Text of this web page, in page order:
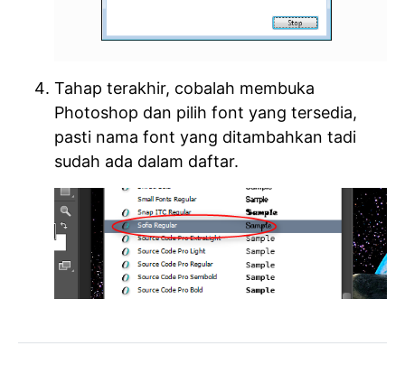
Tahap terakhir, cobalah membuka
Photoshop dan pilih font yang tersedia,
pasti nama font yang ditambahkan tadi
sudah ada dalam daftar.